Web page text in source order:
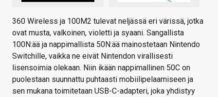
360 Wireless ja 100M2 tulevat neljässä eri värissä, jotka
ovat musta, valkoinen, violetti ja syaani. Sangallista
100N:ää ja nappimallista 50N:ää mainostetaan Nintendo
Switchille, vaikka ne eivät Nintendon virallisesti
lisensoimia olekaan. Niin ikään nappimallinen 50C on
puolestaan suunnattu puhtaasti mobiilipelaamiseen ja
sen mukana toimitetaan USB-C-adapteri, joka yhdistyy